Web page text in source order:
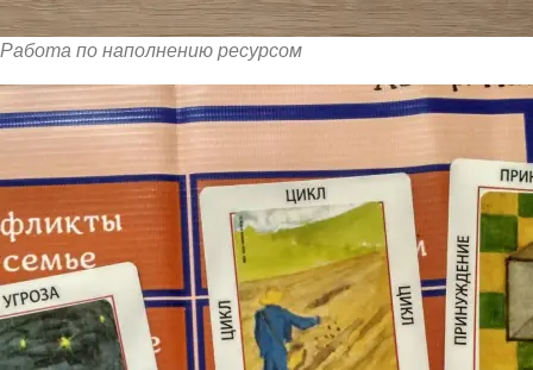
Работа по наполнению ресурсом